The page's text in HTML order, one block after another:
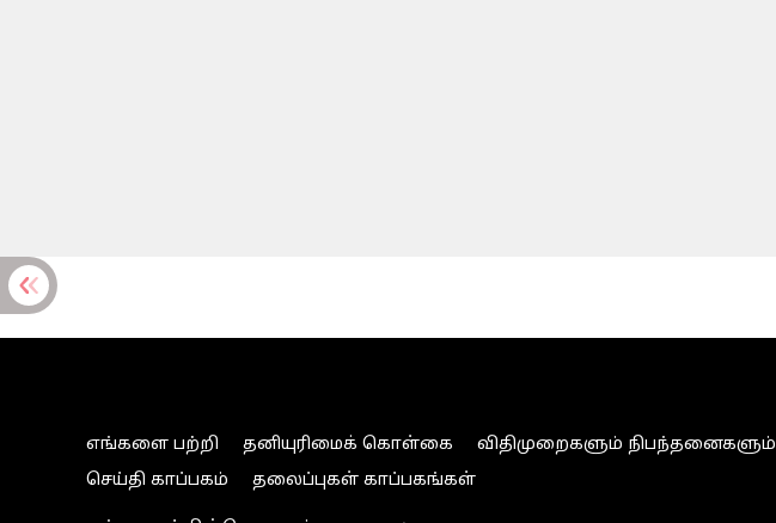
எங்களை பற்றி தனியுரிமைக் கொள்கை விதிமுறைகளும் நிபந்தனைகளும்
செய்தி காப்பகம்
தலைப்புகள் காப்பகங்கள்